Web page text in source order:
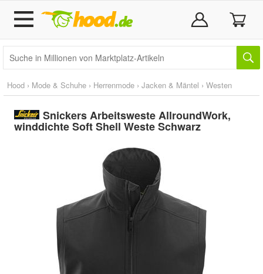
Hood › Mode & Schuhe › Herrenmode › Jacken & Mäntel › Westen
Snickers Arbeitsweste AllroundWork,
winddichte Soft Shell Weste Schwarz